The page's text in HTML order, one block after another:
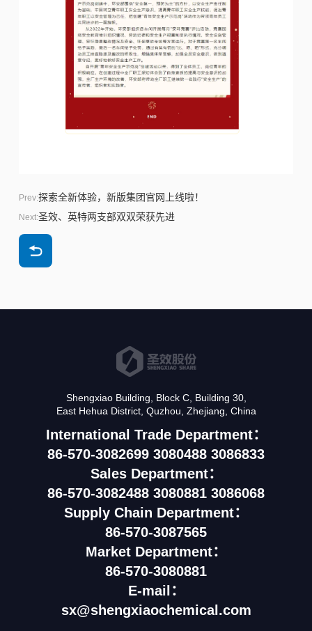
Prev:探索全新体验，新版集团官网上线啦！
Next:圣效、英特两支部双双荣获先进
Shengxiao Building, Block C, Building 30,
East Hehua District, Quzhou, Zhejiang, China
International Trade Department：
86-570-3082699 3080488 3086833
Sales Department：
86-570-3082488 3080881 3086068
Supply Chain Department：
86-570-3087565
Market Department：
86-570-3080881
E-mail：
sx@shengxiaochemical.com